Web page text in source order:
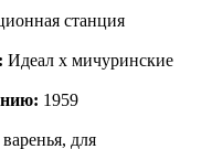
станция
Идеал x мичуринские
1959
для